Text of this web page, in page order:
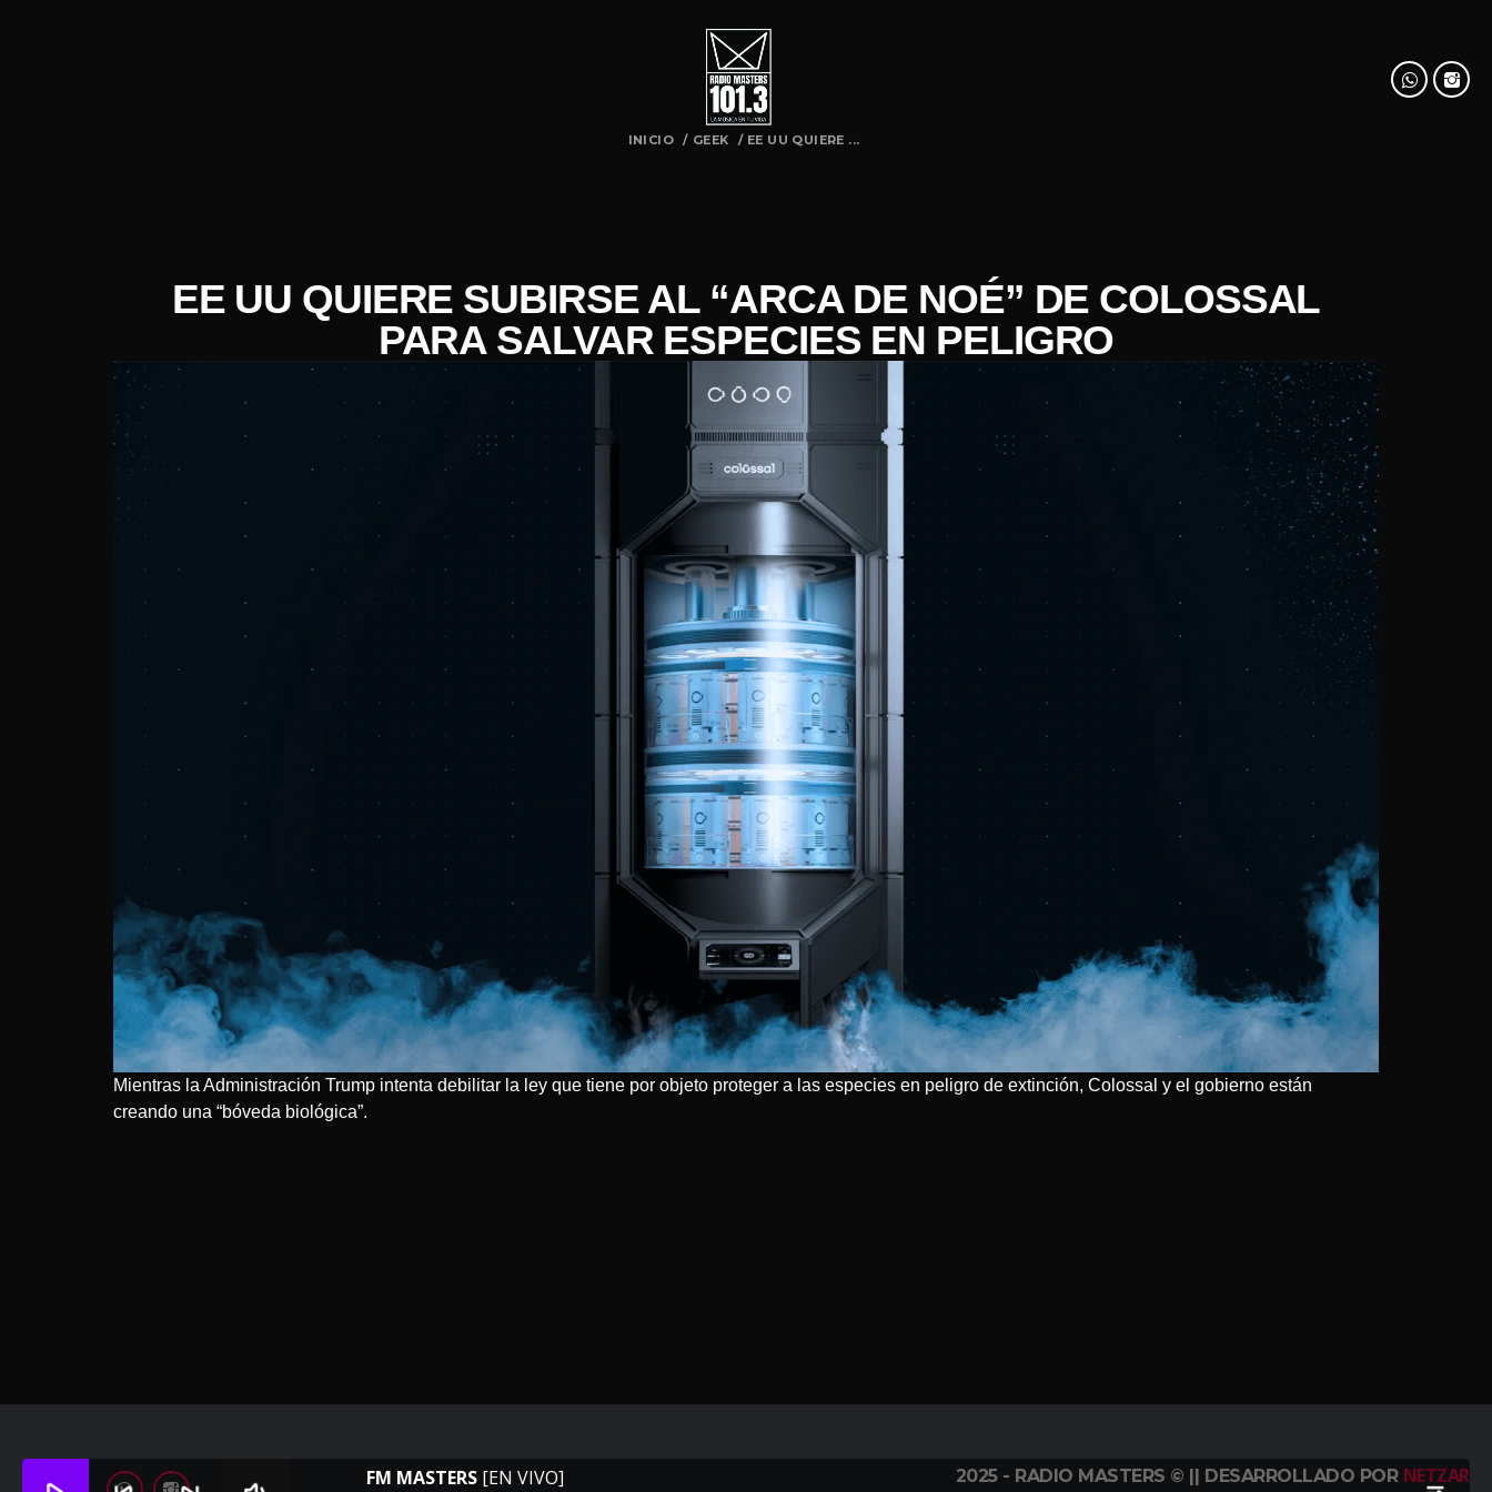
INICIO / GEEK / EE UU QUIERE ...
EE UU QUIERE SUBIRSE AL “ARCA DE NOÉ” DE COLOSSAL
PARA SALVAR ESPECIES EN PELIGRO
Mientras la Administración Trump intenta debilitar la ley que tiene por objeto proteger a las especies en peligro de extinción, Colossal y el gobierno están
creando una “bóveda biológica”.
2025 - RADIO MASTERS © || DESARROLLADO POR NETZAR
FM MASTERS [EN VIVO]